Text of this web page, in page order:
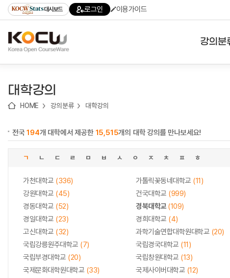
기
기
기
content)
가
대시보드 로그인 이용가이드
강의분
대학강의
HOME 강의분류 대학강의
전국194개 대학에서 제공한 15,515개의 대학 강의를 만나보세요!
ㄱ ㄴ ㄷ ㄹ ㅁ ㅂ ㅅ ㅇ ㅈ ㅊ ㅍ ㅎ
가천대학교 (336) 가톨릭꽃동네대학교 (11)
강원대학교 (45) 건국대학교 (999)
경동대학교 (52) 경북대학교(109)
경일대학교 (23) 경희대학교 (4)
고신대학교 (32) 과학기술연합대학원대학교 (20)
국립강릉원주대학교 (7) 국립경국대학교 (11)
국립부경대학교 (20) 국립창원대학교 (13)
국제문화대학원대학교 (33) 국제사이버대학교 (12)